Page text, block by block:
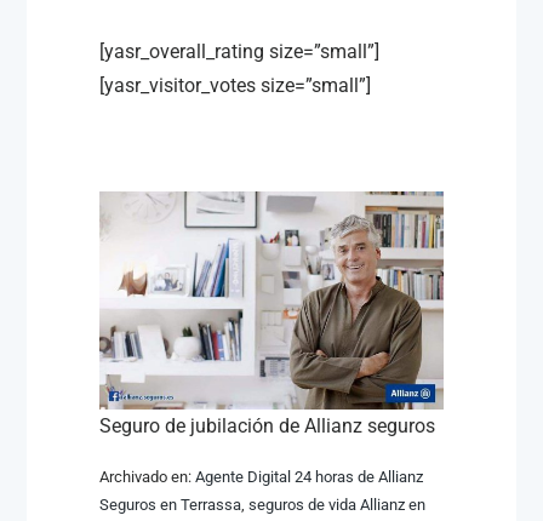
[yasr_overall_rating size=”small”]
[yasr_visitor_votes size=”small”]
Seguro de jubilación de Allianz seguros
Archivado en:Agente Digital 24 horas de Allianz
Seguros en Terrassa,seguros de vida Allianz en